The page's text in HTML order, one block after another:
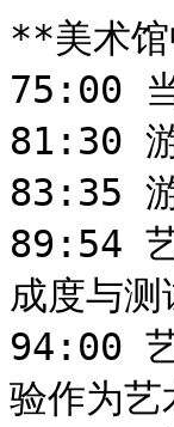
**美术
75:00 当
81:30 游
83:35 游
89:54 艺
成度与
94:00 艺
验作为